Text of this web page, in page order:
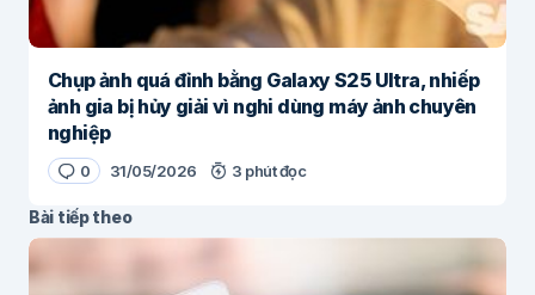
Chụp ảnh quá đỉnh bằng Galaxy S25 Ultra, nhiếp
ảnh gia bị hủy giải vì nghi dùng máy ảnh chuyên
nghiệp
0 31/05/2026 3 phút đọc
Bài tiếp theo